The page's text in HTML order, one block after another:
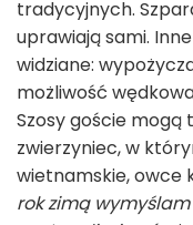
tradycyjnych.
uprawiają sami.
widziane:
możliwość
Szosy goście
zwierzyniec, w
wietnamskie, owce
rok zimą